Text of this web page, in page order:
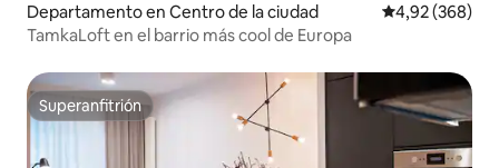
Departamento en Centro de la ciudad Calificación
4,92 (368)
TamkaLoft en el barrio más cool de Europa
Superanfitrión
Superanfitrión